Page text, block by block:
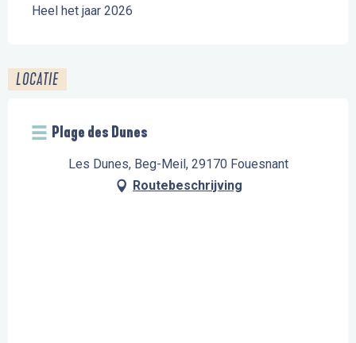
Heel het jaar 2026
LOCATIE
Plage des Dunes
Les Dunes, Beg-Meil, 29170 Fouesnant
Routebeschrijving